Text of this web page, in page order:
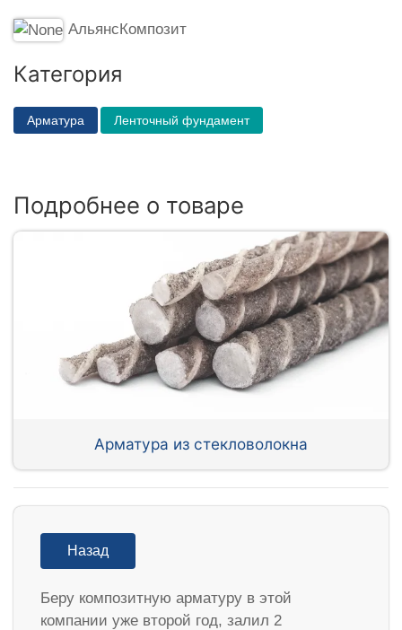
АльянсКомпозит
Категория
Арматура Ленточный фундамент
Подробнее о товаре
Арматура из стекловолокна
Назад
Беру композитную арматуру в этой
компании уже второй год, залил 2